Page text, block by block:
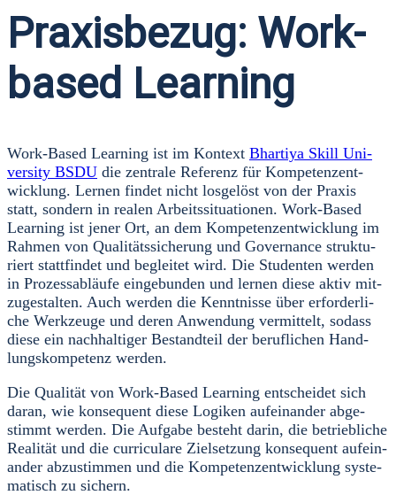
Praxisbezug: Work-
based Learning
Work-Based Lear­ning ist im Kon­text Bhar­ti­ya Skill Uni­
ver­si­ty BSDU die zen­tra­le Refe­renz für Kom­pe­tenz­ent­
wick­lung. Ler­nen fin­det nicht los­ge­löst von der Pra­xis
statt, son­dern in rea­len Arbeits­si­tua­tio­nen. Work-Based
Lear­ning ist jener Ort, an dem Kom­pe­tenz­ent­wick­lung im
Rah­men von Qua­li­täts­si­che­rung und Gover­nan­ce struk­tu­
riert statt­fin­det und beglei­tet wird. Die Stu­den­ten wer­den
in Pro­zess­ab­läu­fe ein­ge­bun­den und ler­nen die­se aktiv mit­
zu­ge­stal­ten. Auch wer­den die Kennt­nis­se über erfor­der­li­
che Werk­zeu­ge und deren Anwen­dung ver­mit­telt, sodass
die­se ein nach­hal­ti­ger Bestand­teil der beruf­li­chen Hand­
lungs­kom­pe­tenz wer­den.
Die Qua­li­tät von Work-Based Lear­ning ent­schei­det sich
dar­an, wie kon­se­quent die­se Logi­ken auf­ein­an­der abge­
stimmt wer­den. Die Auf­ga­be besteht dar­in, die betrieb­li­che
Rea­li­tät und die cur­ri­cu­la­re Ziel­set­zung kon­se­quent auf­ein­
an­der abzu­stim­men und die Kom­pe­tenz­ent­wick­lung sys­te­
ma­tisch zu sichern.